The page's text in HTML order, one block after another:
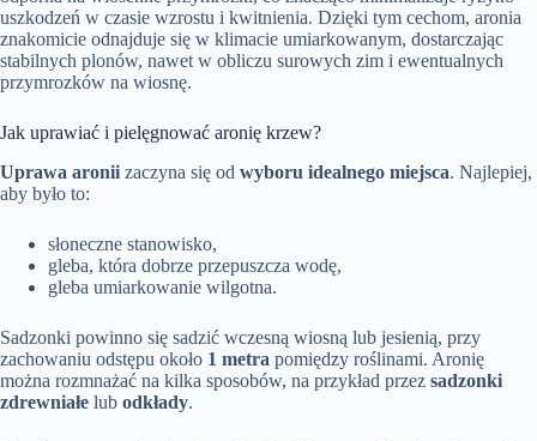
uszkodzeń w czasie wzrostu i kwitnienia. Dzięki tym cechom, aronia
znakomicie odnajduje się w klimacie umiarkowanym, dostarczając
stabilnych plonów, nawet w obliczu surowych zim i ewentualnych
przymrozków na wiosnę.
Jak uprawiać i pielęgnować aronię krzew?
Uprawa aronii zaczyna się od wyboru idealnego miejsca. Najlepiej,
aby było to:
słoneczne stanowisko,
gleba, która dobrze przepuszcza wodę,
gleba umiarkowanie wilgotna.
Sadzonki powinno się sadzić wczesną wiosną lub jesienią, przy
zachowaniu odstępu około 1 metra pomiędzy roślinami. Aronię
można rozmnażać na kilka sposobów, na przykład przez sadzonki
zdrewniałe lub odkłady.